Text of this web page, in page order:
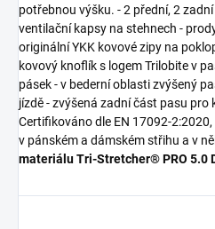
potřebnou výšku. - 2 přední, 2
ventilační kapsy na stehnech -
originální YKK kovové zipy na
kovový knoflík s logem Trilobite v
pásek - v bederní oblasti zvýšený
jízdě - zvýšená zadní část pasu pro
Certifikováno dle EN 17092-
v pánském a dámském střihu a v
materiálu Tri-Stretcher® PRO 5.0